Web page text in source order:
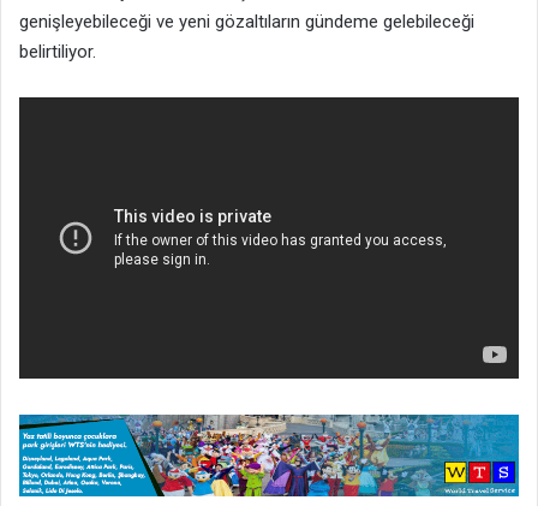
genişleyebileceği ve yeni gözaltıların gündeme gelebileceği
belirtiliyor.